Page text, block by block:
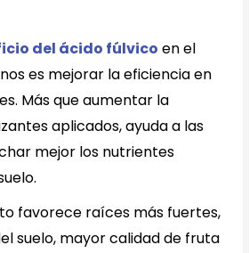
del ácido fúlvico en el
es mejorar la eficiencia en
Más que aumentar la
aplicados, ayuda a las
mejor los nutrientes
favorece raíces más fuertes,
suelo, mayor calidad de fruta